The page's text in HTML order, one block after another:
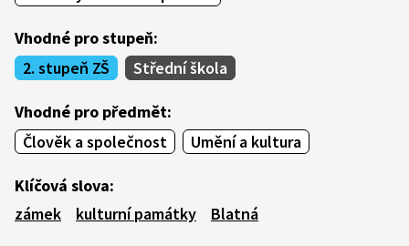
Vhodné pro stupeň:
2. stupeň ZŠ
Střední škola
Vhodné pro předmět:
Člověk a společnost
Umění a kultura
Klíčová slova:
zámek
kulturní památky Blatná